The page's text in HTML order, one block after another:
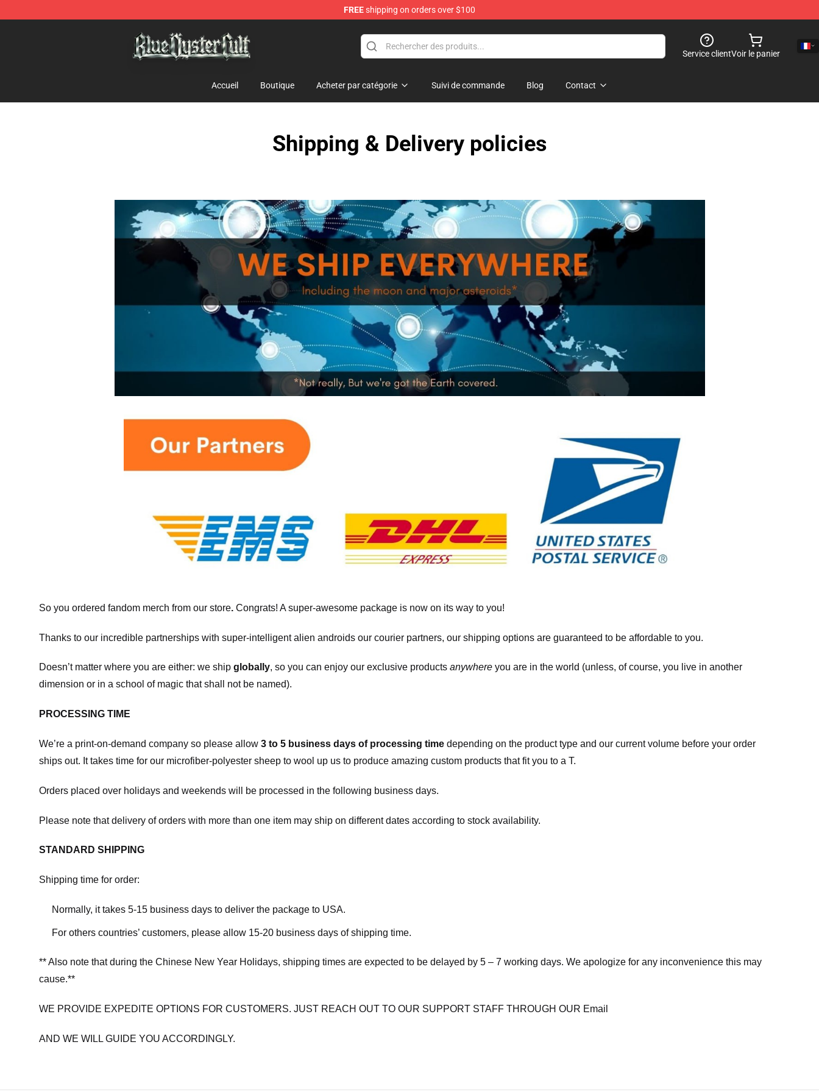
FREEshipping on orders over $100
Service clientVoir le panier
Accueil Boutique Acheter par catégorie Suivi de commande Blog Contact
Shipping & Delivery policies
So you ordered fandom merch from our store. Congrats! A super-awesome package is now on its way to you!
Thanks to our incredible partnerships with super-intelligent alien androids our courier partners, our shipping options are guaranteed to be affordable to you.
Doesn’t matter where you are either: we ship globally, so you can enjoy our exclusive products anywhere you are in the world (unless, of course, you live in another
dimension or in a school of magic that shall not be named).
PROCESSING TIME
We’re a print-on-demand company so please allow 3 to 5 business days of processing time depending on the product type and our current volume before your order
ships out. It takes time for our microfiber-polyester sheep to wool up us to produce amazing custom products that fit you to a T.
Orders placed over holidays and weekends will be processed in the following business days.
Please note that delivery of orders with more than one item may ship on different dates according to stock availability.
STANDARD SHIPPING
Shipping time for order:
Normally, it takes 5-15 business days to deliver the package to USA.
For others countries’ customers, please allow 15-20 business days of shipping time.
** Also note that during the Chinese New Year Holidays, shipping times are expected to be delayed by 5 – 7 working days. We apologize for any inconvenience this may
cause.**
WE PROVIDE EXPEDITE OPTIONS FOR CUSTOMERS. JUST REACH OUT TO OUR SUPPORT STAFF THROUGH OUR Email
AND WE WILL GUIDE YOU ACCORDINGLY.